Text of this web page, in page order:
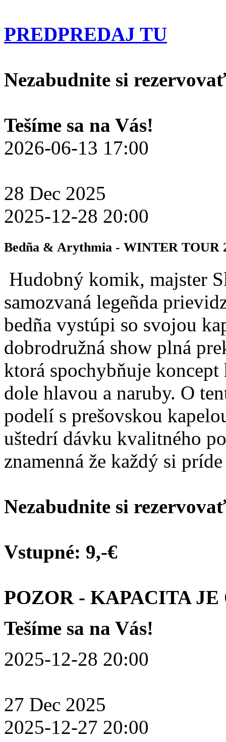
PREDPREDAJ TU
Nezabudnite si
Tešíme sa na Vás!
2026-06-13 17:00
28 Dec 2025
2025-12-28 20:00
Bedña & Arythmia - WINTER TOUR
Hudobný komik, majster
samozvaná legeñda
bedña vystúpi so svojou
dobrodružná show plná
ktorá spochybňuje
dole hlavou a naruby. O
podelí s prešovskou
uštedrí dávku kvalitného
znamenná že každý si
Nezabudnite si
Vstupné: 9,-€
POZOR - KAPACITA
Tešíme sa na Vás!
2025-12-28 20:00
27 Dec 2025
2025-12-27 20:00